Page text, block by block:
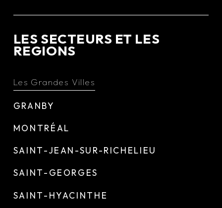
LES SECTEURS ET LES
REGIONS
Les Grandes Villes
GRANBY
MONTRÉAL
SAINT-JEAN-SUR-RICHELIEU
SAINT-GEORGES
SAINT-HYACINTHE